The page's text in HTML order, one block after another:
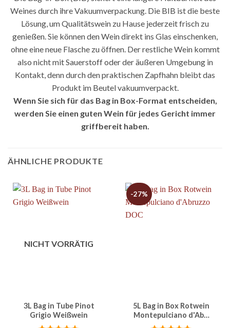
Weines durch ihre Vakuumverpackung. Die BIB ist die beste
Lösung, um Qualitätswein zu Hause jederzeit frisch zu
genießen. Sie können den Wein direkt ins Glas einschenken,
ohne eine neue Flasche zu öffnen. Der restliche Wein kommt
also nicht mit Sauerstoff oder der äußeren Umgebung in
Kontakt, denn durch den praktischen Zapfhahn bleibt das
Produkt im Beutel vakuumverpackt.
Wenn Sie sich für das Bag in Box-Format entscheiden,
werden Sie einen guten Wein für jedes Gericht immer
griffbereit haben.
ÄHNLICHE PRODUKTE
NICHT VORRÄTIG
3L Bag in Tube Pinot
Grigio Weißwein
-27%
5L Bag in Box Rotwein
Montepulciano d'Ab…